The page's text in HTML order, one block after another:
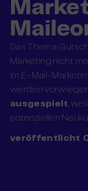
Das Thema
Marketing nicht
im E-Mail-
werden
ausgespielt ,
potenziellen
veröffentlicht